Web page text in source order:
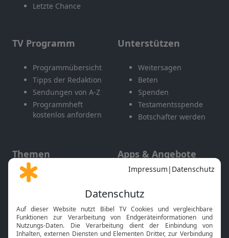
Letzte Chance
TV Programm
Programmübersicht
Tipps der Redaktion
Sendungen von A-Z
Programmheft
kostenlos anfordern
Unterstützen
Weitersagen
Beten
Spenden
Testamentsspende
Botschafter werden
Themen
Gott und Bibel erklärt
Neuigkeiten
Apps & Angebote
Mobile App
Smart TV
HbbTV